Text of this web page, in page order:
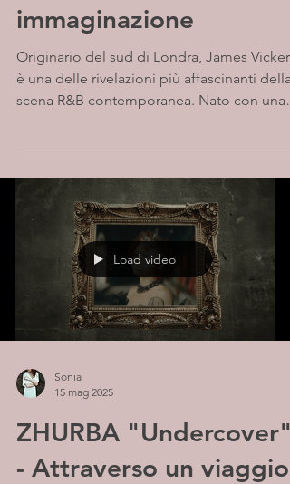
immaginazione
Originario del sud di Londra, James Vickery
è una delle rivelazioni più affascinanti della
scena R&B contemporanea. Nato con una
Load video
Sonia
15 mag 2025
ZHURBA "Undercover"
- Attraverso un viaggio